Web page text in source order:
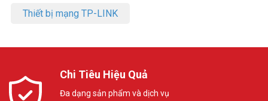
Thiết bị mạng TP-LINK
Chi Tiêu Hiệu Quả
Đa dạng sản phẩm và dịch vụ